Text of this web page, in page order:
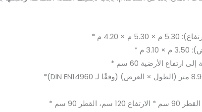
× 4.20 م *
م *